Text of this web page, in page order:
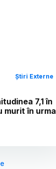
Știri Externe
7,1 în
murit în urma